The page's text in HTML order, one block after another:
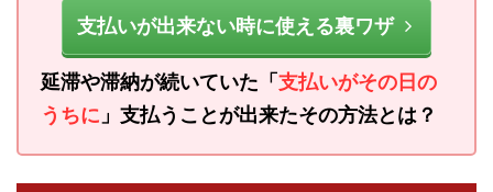
支払いが出来ない時に使える裏ワザ
延滞や滞納が続いていた「 支払いがその日の
うちに 」支払うことが出来たその方法とは？